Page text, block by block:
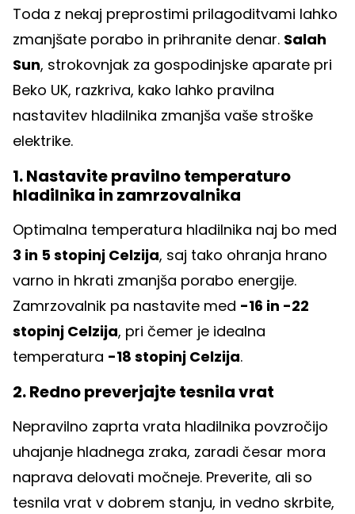
Toda z nekaj preprostimi prilagoditvami lahko
zmanjšate porabo in prihranite denar. Salah
Sun, strokovnjak za gospodinjske aparate pri
Beko UK, razkriva, kako lahko pravilna
nastavitev hladilnika zmanjša vaše stroške
elektrike.
1. Nastavite pravilno temperaturo
hladilnika in zamrzovalnika
Optimalna temperatura hladilnika naj bo med
3 in 5 stopinj Celzija, saj tako ohranja hrano
varno in hkrati zmanjša porabo energije.
Zamrzovalnik pa nastavite med -16 in -22
stopinj Celzija, pri čemer je idealna
temperatura -18 stopinj Celzija.
2. Redno preverjajte tesnila vrat
Nepravilno zaprta vrata hladilnika povzročijo
uhajanje hladnega zraka, zaradi česar mora
naprava delovati močneje. Preverite, ali so
tesnila vrat v dobrem stanju, in vedno skrbite,